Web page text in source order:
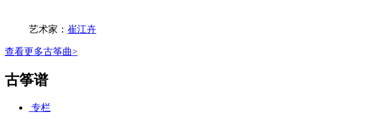
艺术家： 崔江卉
查看更多古筝曲>
古筝谱
专栏